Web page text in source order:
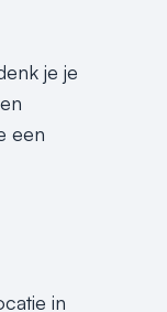
je je
een
in